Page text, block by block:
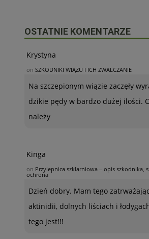
OSTATNIE KOMENTARZE
Krystyna
on SZKODNIKI WIĄZU I ICH ZWALCZANIE
Na szczepionym wiązie zaczęły
dzikie pędy w bardzo dużej ilości.
należy
Kinga
on Przylepnica szklarniowa – opis szkodnika,
ochrona
Dzień dobry. Mam tego
aktinidii, dolnych liściach i
tego jest!!!